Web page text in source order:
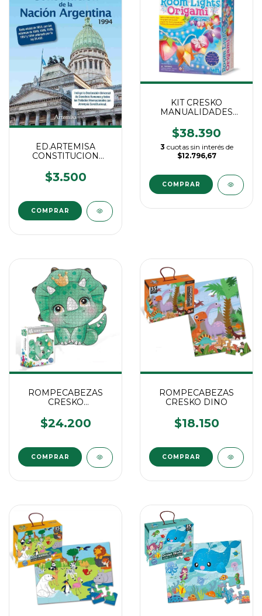
ED.ARTEMISA
CONSTITUCION
$3.500
KIT CRESKO
MANUALIDADES
$38.390
3 cuotas sin interés de
$12.796,67
ROMPECABEZAS
CRESKO
$24.200
ROMPECABEZAS
CRESKO DINO
$18.150